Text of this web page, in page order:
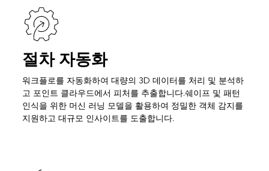
절차 자동화
워크플로를 자동화하여 대량의 3D 데이터를 처리 및 분석하
고 포인트 클라우드에서 피처를 추출합니다.쉐이프 및 패턴
인식을 위한 머신 러닝 모델을 활용하여 정밀한 객체 감지를
지원하고 대규모 인사이트를 도출합니다.